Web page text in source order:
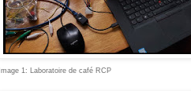
Image 1: Laboratoire de café RCP